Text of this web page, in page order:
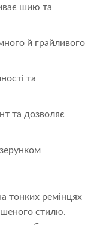
шию та
й грайливого
та
та дозволяє
тонких ремінцях
стилю.